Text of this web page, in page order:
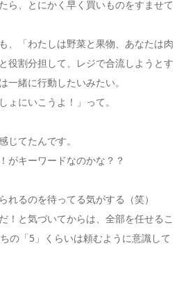
ら、とにかく早く買いものをすませて
、「わたしは野菜と果物、あなたは肉
役割分担して、レジで合流しようとす
一緒に行動したいみたい。
ょにいこうよ！」って。
じてたんです。
がキーワードなのかな？？
れるのを待ってる気がする（笑）
！と気づいてからは、全部を任せるこ
の「5」くらいは頼むように意識して